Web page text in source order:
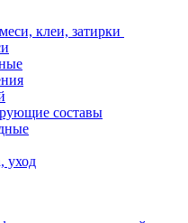
клеи, затирки
составы
уход